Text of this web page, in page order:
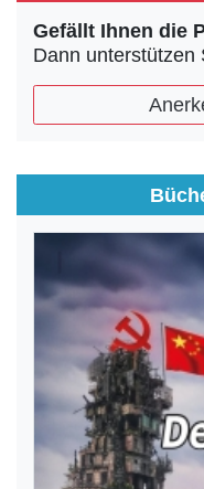
Gefällt Ihnen die
Dann unterstützen